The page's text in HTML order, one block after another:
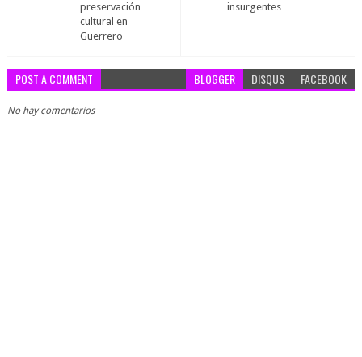
insurgentes
preservación
cultural en
Guerrero
POST A COMMENT BLOGGER DISQUS FACEBOOK
No hay comentarios